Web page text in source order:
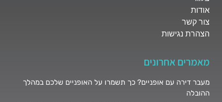
אודות
צור קשר
הצהרת נגישות
מאמרים אחרונים
מעבר דירה עם אופניים? כך תשמרו על האופניים שלכם במהלך
ההובלה